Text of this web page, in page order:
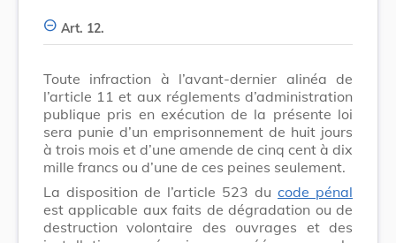
Art. 12.
Toute infraction à l’avant-dernier alinéa de
l’article 11 et aux réglements d’administration
publique pris en exécution de la présente loi
sera punie d’un emprisonnement de huit jours
à trois mois et d’une amende de cinq cent à dix
mille francs ou d’une de ces peines seulement.
La disposition de l’article 523 du code pénal
est applicable aux faits de dégradation ou de
destruction volontaire des ouvrages et des